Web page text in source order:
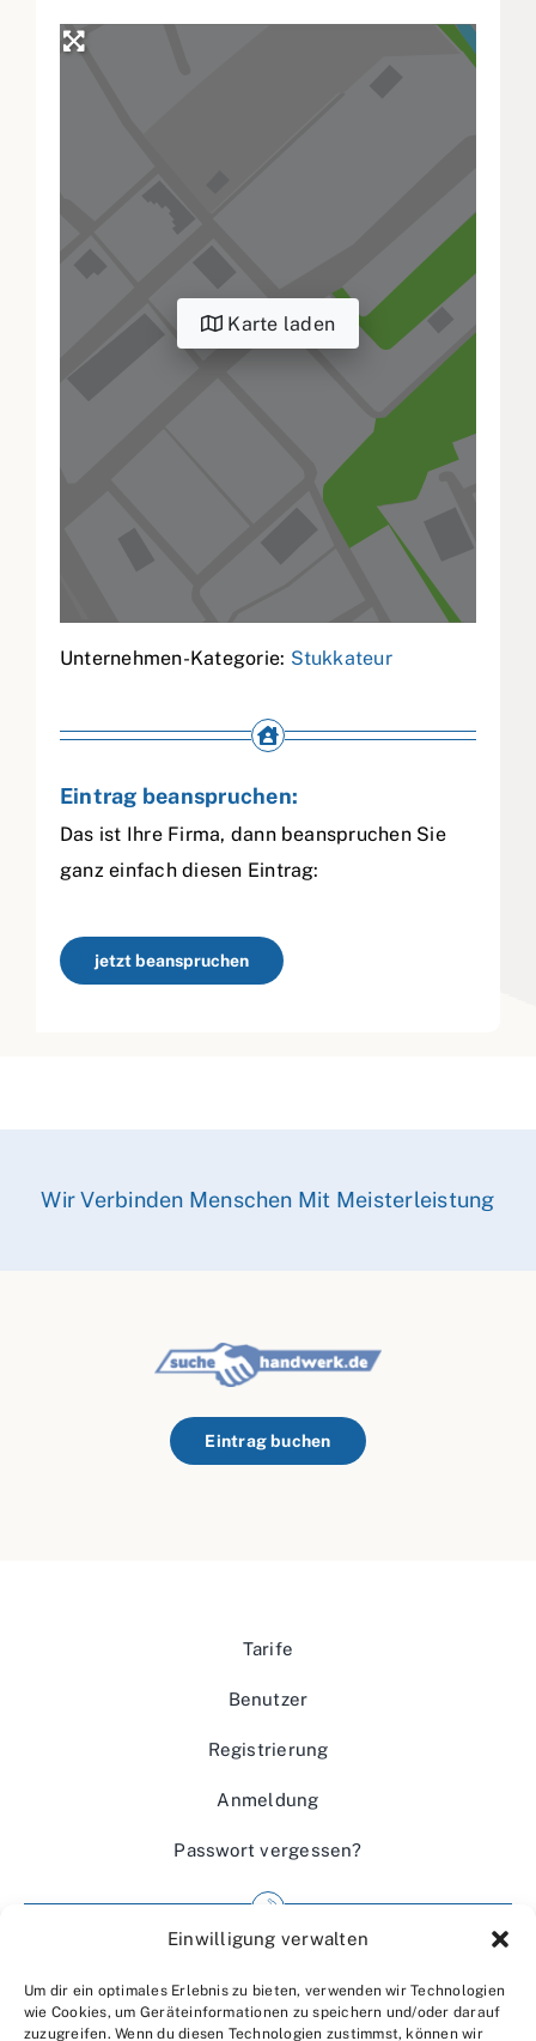
Einwilligung verwalten
Um dir ein optimales Erlebnis zu bieten, verwenden wir Technologien
wie Cookies, um Geräteinformationen zu speichern und/oder darauf
zuzugreifen. Wenn du diesen Technologien zustimmst, können wir
Karte laden
Unternehmen-Kategorie: Stukkateur
Eintrag beanspruchen:
Das ist Ihre Firma, dann beanspruchen Sie
ganz einfach diesen Eintrag:
jetzt beanspruchen
Wir Verbinden Menschen Mit Meisterleistung
Eintrag buchen
Tarife
Benutzer
Registrierung
Anmeldung
Passwort vergessen?
Wir über uns